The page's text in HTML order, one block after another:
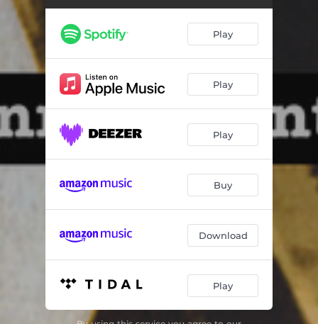
Toda edad - Remasterizado 03:10
Y decídete mi amor - Remasterizado 02:24
Lázaro y Georgina - Remasterizado 03:31
Indefinidamente - Remasterizado 03:54
El velo luminoso - Remasterizado 02:53
Eva - Remasterizado 02:42
De los dos - Remasterizado 03:56
Nuevas ansiedades - Remasterizado 02:54
Play
Play
Play
Buy
Download
Play